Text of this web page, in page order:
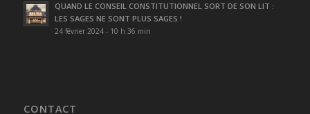
QUAND LE CONSEIL CONSTITUTIONNEL SORT DE SON LIT :
LES SAGES NE SONT PLUS SAGES !
24 février 2024 - 10 h 36 min
CONTACT